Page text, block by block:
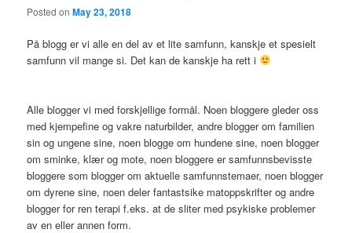
Posted onMay 23, 2018
På blogg er vi alle en del av et lite samfunn, kanskje et spesielt
samfunn vil mange si. Det kan de kanskje ha rett i
Alle blogger vi med forskjellige formål. Noen bloggere gleder oss
med kjempefine og vakre naturbilder, andre blogger om familien
sin og ungene sine, noen blogge om hundene sine, noen blogger
om sminke, klær og mote, noen bloggere er samfunnsbevisste
bloggere som blogger om aktuelle samfunnstemaer, noen blogger
om dyrene sine, noen deler fantastsike matoppskrifter og andre
blogger for ren terapi f.eks. at de sliter med psykiske problemer
av en eller annen form.